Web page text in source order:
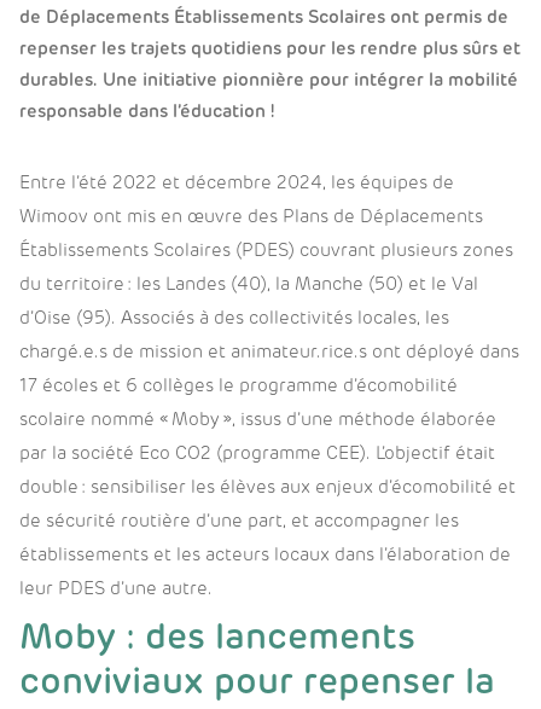
de Déplacements Établissements Scolaires ont permis de
repenser les trajets quotidiens pour les rendre plus sûrs et
durables. Une initiative pionnière pour intégrer la mobilité
responsable dans l’éducation !
Entre l’été 2022 et décembre 2024, les équipes de
Wimoov ont mis en œuvre des Plans de Déplacements
Établissements Scolaires (PDES) couvrant plusieurs zones
du territoire : les Landes (40), la Manche (50) et le Val
d’Oise (95). Associés à des collectivités locales, les
chargé.e.s de mission et animateur.rice.s ont déployé dans
17 écoles et 6 collèges le programme d’écomobilité
scolaire nommé « Moby », issus d’une méthode élaborée
par la société Eco CO2 (programme CEE). L’objectif était
double : sensibiliser les élèves aux enjeux d’écomobilité et
de sécurité routière d’une part, et accompagner les
établissements et les acteurs locaux dans l’élaboration de
leur PDES d’une autre.
Moby : des lancements
conviviaux pour repenser la